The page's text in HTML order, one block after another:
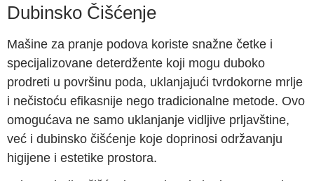
Dubinsko Čišćenje
Mašine za pranje podova koriste snažne četke i
specijalizovane deterdžente koji mogu duboko
prodreti u površinu poda, uklanjajući tvrdokorne mrlje
i nečistoću efikasnije nego tradicionalne metode. Ovo
omogućava ne samo uklanjanje vidljive prljavštine,
već i dubinsko čišćenje koje doprinosi održavanju
higijene i estetike prostora.